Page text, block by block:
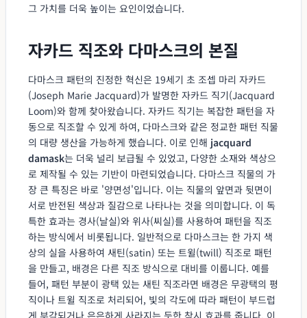
그 가치를 더욱 높이는 요인이었습니다.
자카드 직조와 다마스크의 본질
다마스크 패턴의 진정한 혁신은 19세기 초 조셉 마리 자카드
(Joseph Marie Jacquard)가 발명한 자카드 직기(Jacquard
Loom)와 함께 찾아왔습니다. 자카드 직기는 복잡한 패턴을 자
동으로 직조할 수 있게 하여, 다마스크와 같은 정교한 패턴 직물
의 대량 생산을 가능하게 했습니다. 이로 인해 jacquard
damask는 더욱 널리 보급될 수 있었고, 다양한 소재와 색상으
로 제작될 수 있는 기반이 마련되었습니다. 다마스크 직물의 가
장 큰 특징은 바로 '양면성'입니다. 이는 직물의 앞면과 뒷면이
서로 반전된 색상과 질감으로 나타나는 것을 의미합니다. 이 독
특한 효과는 경사(날실)와 위사(씨실)를 사용하여 패턴을 직조
하는 방식에서 비롯됩니다. 일반적으로 다마스크는 한 가지 색
상의 실을 사용하여 새틴(satin) 또는 트윌(twill) 직조로 패턴
을 만들고, 배경은 다른 직조 방식으로 대비를 이룹니다. 예를
들어, 패턴 부분이 광택 있는 새틴 직조라면 배경은 무광택의 평
직이나 트윌 직조로 처리되어, 빛의 각도에 따라 패턴이 부드럽
게 부각되거나 은은하게 사라지는 듯한 착시 효과를 줍니다. 이